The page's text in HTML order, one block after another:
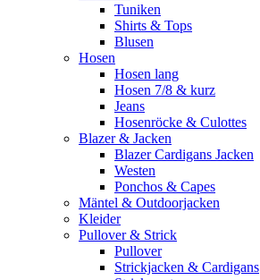
Tuniken
Shirts & Tops
Blusen
Hosen
Hosen lang
Hosen 7/8 & kurz
Jeans
Hosenröcke & Culottes
Blazer & Jacken
Blazer Cardigans Jacken
Westen
Ponchos & Capes
Mäntel & Outdoorjacken
Kleider
Pullover & Strick
Pullover
Strickjacken & Cardigans